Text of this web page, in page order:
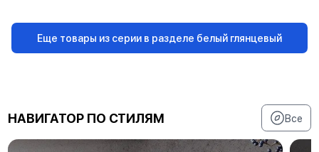
Еще товары из серии в разделе белый глянцевый
НАВИГАТОР ПО СТИЛЯМ Все